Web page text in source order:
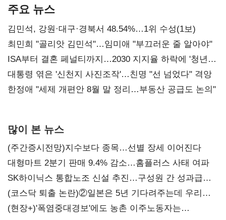
주요 뉴스
김민석, 강원·대구·경북서 48.54%…1위 수성(1보)
최민희 "골리앗 김민석"…임미애 "부끄러운 줄 알아야"
ISA부터 결혼 페널티까지…2030 지지율 하락에 '청년
챙기기'
대통령 엮은 '신천지 사진조작'…친명 "선 넘었다" 격앙
한정애 "세제 개편안 8월 말 정리…부동산 공급도 논의"
많이 본 뉴스
(주간증시전망)지수보다 종목…선별 장세 이어진다
대형마트 2분기 판매 9.4% 감소…홈플러스 사태 여파
SK하이닉스 통합노조 신설 추진…구성원 간 성과급
불만 확산
(코스닥 퇴출 논란)②일본은 5년 기다려주는데 우리는
당장 퇴출?…시간만으론 부족한 코스닥 구하기
(현장+)'폭염중대경보'에도 농촌 이주노동자는